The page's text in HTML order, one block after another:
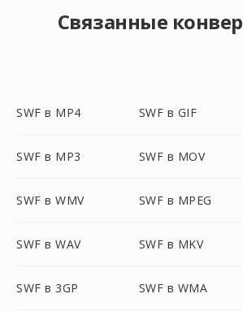
Связанные
SWF в MP4 SWF в GIF
SWF в MP3 SWF в MOV
SWF в WMV SWF в MPEG
SWF в WAV SWF в MKV
SWF в 3GP SWF в WMA